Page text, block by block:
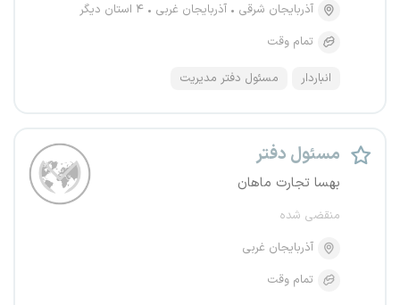
آذربایجان شرقی
آذربایجان غربی
۴ استان دیگر
تمام وقت
انباردار مسئول دفتر مدیریت
مسئول دفتر
بهسا تجارت ماهان
منقضی شده
آذربایجان غربی
تمام وقت